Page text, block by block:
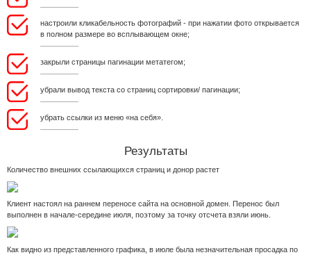
настроили кликабельность фотографий ‑ при нажатии фото открывается
в полном размере во всплывающем окне;
закрыли страницы пагинации метатегом;
убрали вывод текста со страниц сортировки/ пагинации;
убрать ссылки из меню «на себя».
Результаты
Количество внешних ссылающихся страниц и донор растет
Клиент настоял на раннем переносе сайта на основной домен. Перенос был
выполнен в начале-середине июля, поэтому за точку отсчета взяли июнь.
Как видно из представленного графика, в июле была незначительная просадка по